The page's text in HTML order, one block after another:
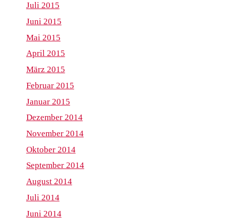
Juli 2015
Juni 2015
Mai 2015
April 2015
März 2015
Februar 2015
Januar 2015
Dezember 2014
November 2014
Oktober 2014
September 2014
August 2014
Juli 2014
Juni 2014